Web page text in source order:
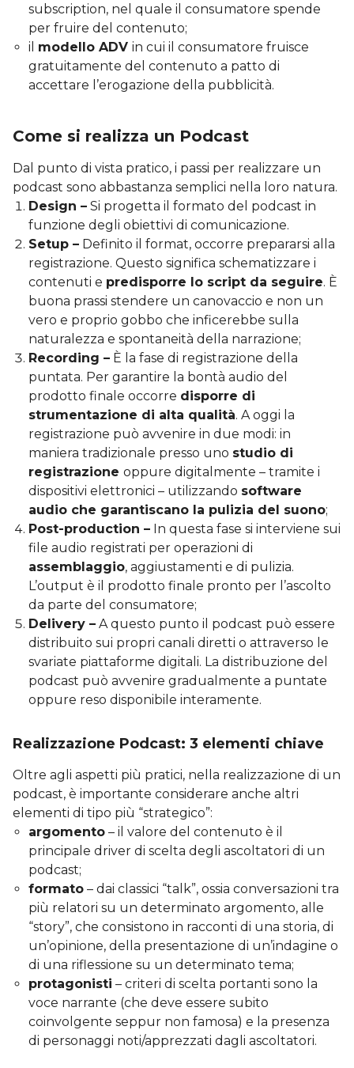
subscription, nel quale il consumatore spende
per fruire del contenuto;
il modello ADV in cui il consumatore fruisce
gratuitamente del contenuto a patto di
accettare l’erogazione della pubblicità.
Come si realizza un Podcast
Dal punto di vista pratico, i passi per realizzare un
podcast sono abbastanza semplici nella loro natura.
Design – Si progetta il formato del podcast in
funzione degli obiettivi di comunicazione.
Setup – Definito il format, occorre prepararsi alla
registrazione. Questo significa schematizzare i
contenuti e predisporre lo script da seguire. È
buona prassi stendere un canovaccio e non un
vero e proprio gobbo che inficerebbe sulla
naturalezza e spontaneità della narrazione;
Recording – È la fase di registrazione della
puntata. Per garantire la bontà audio del
prodotto finale occorre disporre di
strumentazione di alta qualità. A oggi la
registrazione può avvenire in due modi: in
maniera tradizionale presso uno studio di
registrazione oppure digitalmente – tramite i
dispositivi elettronici – utilizzando software
audio che garantiscano la pulizia del suono;
Post-production – In questa fase si interviene sui
file audio registrati per operazioni di
assemblaggio, aggiustamenti e di pulizia.
L’output è il prodotto finale pronto per l’ascolto
da parte del consumatore;
Delivery – A questo punto il podcast può essere
distribuito sui propri canali diretti o attraverso le
svariate piattaforme digitali. La distribuzione del
podcast può avvenire gradualmente a puntate
oppure reso disponibile interamente.
Realizzazione Podcast: 3 elementi chiave
Oltre agli aspetti più pratici, nella realizzazione di un
podcast, è importante considerare anche altri
elementi di tipo più “strategico”:
argomento – il valore del contenuto è il
principale driver di scelta degli ascoltatori di un
podcast;
formato – dai classici “talk”, ossia conversazioni tra
più relatori su un determinato argomento, alle
“story”, che consistono in racconti di una storia, di
un’opinione, della presentazione di un’indagine o
di una riflessione su un determinato tema;
protagonisti – criteri di scelta portanti sono la
voce narrante (che deve essere subito
coinvolgente seppur non famosa) e la presenza
di personaggi noti/apprezzati dagli ascoltatori.